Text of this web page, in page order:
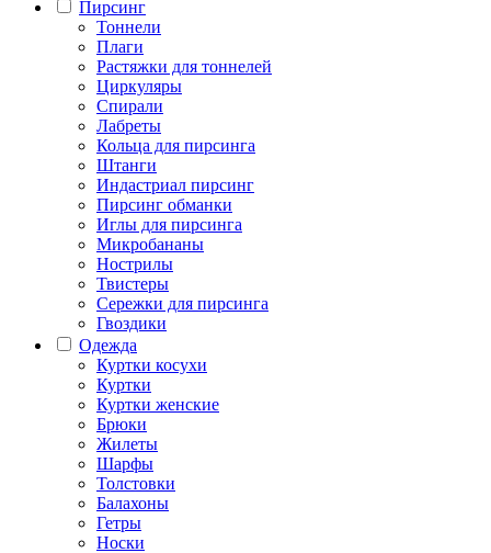
Пирсинг
Тоннели
Плаги
Растяжки для тоннелей
Циркуляры
Спирали
Лабреты
Кольца для пирсинга
Штанги
Индастриал пирсинг
Пирсинг обманки
Иглы для пирсинга
Микробананы
Нострилы
Твистеры
Сережки для пирсинга
Гвоздики
Одежда
Куртки косухи
Куртки
Куртки женские
Брюки
Жилеты
Шарфы
Толстовки
Балахоны
Гетры
Носки